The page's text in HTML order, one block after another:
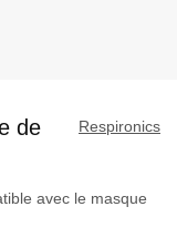
Respironics
de
avec le masque